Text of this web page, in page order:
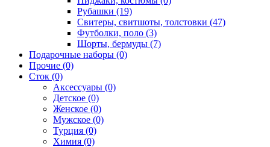
Рубашки (19)
Свитеры, свитшоты, толстовки (47)
Футболки, поло (3)
Шорты, бермуды (7)
Подарочные наборы (0)
Прочие (0)
Сток (0)
Аксессуары (0)
Детское (0)
Женское (0)
Мужское (0)
Турция (0)
Химия (0)